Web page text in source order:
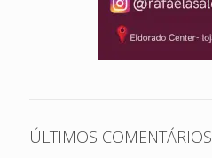
ÚLTIMOS COMENTÁRIOS